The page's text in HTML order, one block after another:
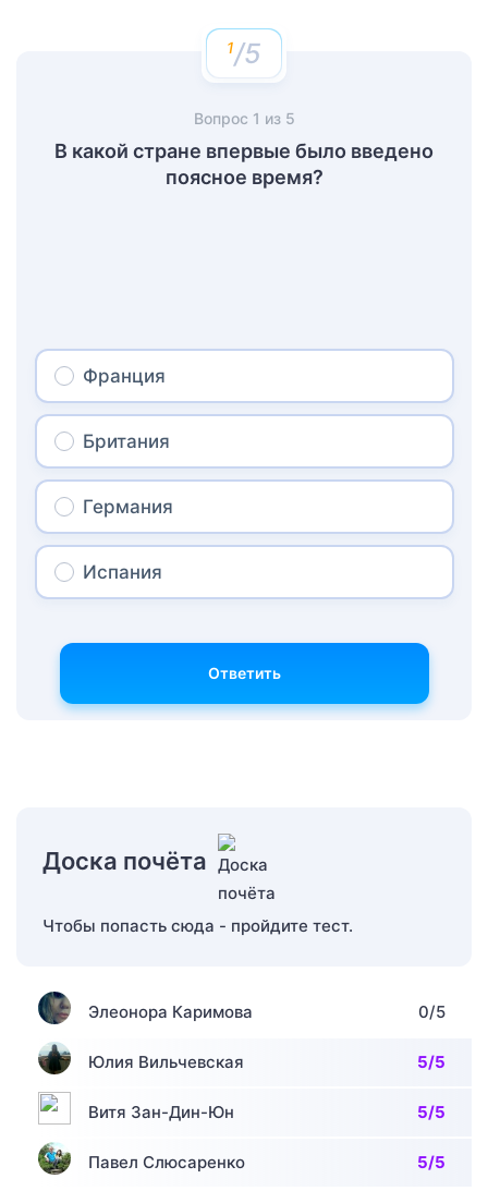
/5
Вопрос 1 из 5
В какой стране впервые было введено
поясное время?
Франция
Британия
Германия
Испания
Ответить
Доска почёта
Чтобы попасть сюда - пройдите тест.
Элеонора Каримова 0/5
Юлия Вильчевская 5/5
Витя Зан-Дин-Юн 5/5
Павел Слюсаренко 5/5